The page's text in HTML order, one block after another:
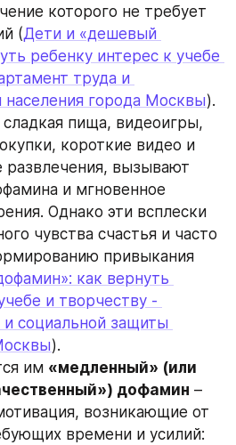
которого не требует
(Дети и «дешевый
ребенку интерес к учебе
труда и
города Москвы).
пища, видеоигры,
короткие видео и
развлечения, вызывают
и мгновенное
Однако эти всплески
чувства счастья и часто
привыкания
как вернуть
и творчеству -
социальной защиты
).
им «медленный» (или
дофамин –
возникающие от
времени и усилий: